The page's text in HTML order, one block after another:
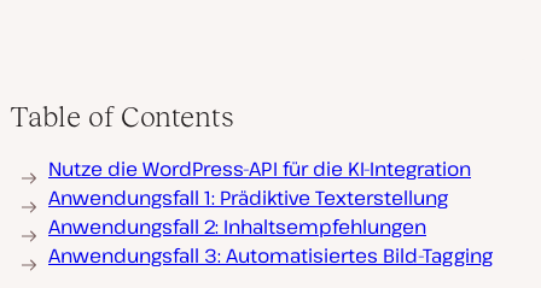
Table of Contents
Nutze die WordPress-API für die KI-Integration
Anwendungsfall 1: Prädiktive Texterstellung
Anwendungsfall 2: Inhaltsempfehlungen
Anwendungsfall 3: Automatisiertes Bild-Tagging